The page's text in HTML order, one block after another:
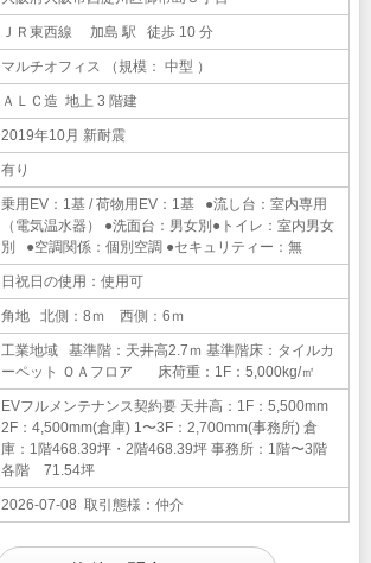
ＪＲ東西線 加島 駅 徒歩 10 分
マルチオフィス （規模： 中型 ）
ＡＬＣ造 地上 3 階建
2019年10月 新耐震
有り
乗用EV：1基 / 荷物用EV：1基 ●流し台：室内専用
（電気温水器） ●洗面台：男女別●トイレ：室内男女
別 ●空調関係：個別空調 ●セキュリティー：無
日祝日の使用：使用可
角地 北側：8ｍ 西側：6ｍ
工業地域 基準階：天井高2.7ｍ 基準階床：タイルカ
ーペット ＯＡフロア 床荷重：1F：5,000kg/㎡
EVフルメンテナンス契約要 天井高：1F：5,500mm
2F：4,500mm(倉庫) 1〜3F：2,700mm(事務所) 倉
庫：1階468.39坪・2階468.39坪 事務所：1階〜3階
各階 71.54坪
2026-07-08 取引態様：仲介